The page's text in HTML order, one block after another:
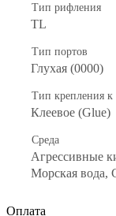
Тип рифления
TL
Тип портов
Глухая (0000)
Тип крепления к
Клеевое (Glue)
Среда
Агрессивные
Морская вода,
Оплата